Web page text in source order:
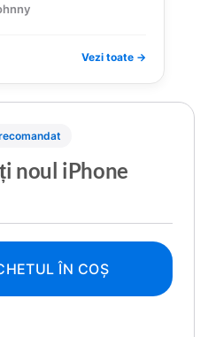
Vezi toate →
noul iPhone
ÎN COȘ